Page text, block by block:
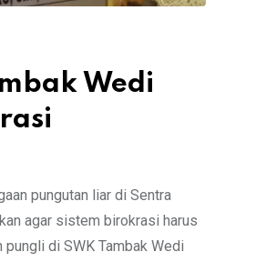
Wedi
pungutan liar di Sentra
agar sistem birokrasi harus
di SWK Tambak Wedi